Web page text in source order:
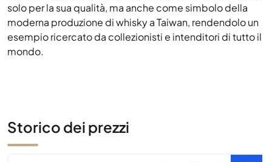
solo per la sua qualità, ma anche come simbolo della
moderna produzione di whisky a Taiwan, rendendolo un
esempio ricercato da collezionisti e intenditori di tutto il
mondo.
Storico dei prezzi